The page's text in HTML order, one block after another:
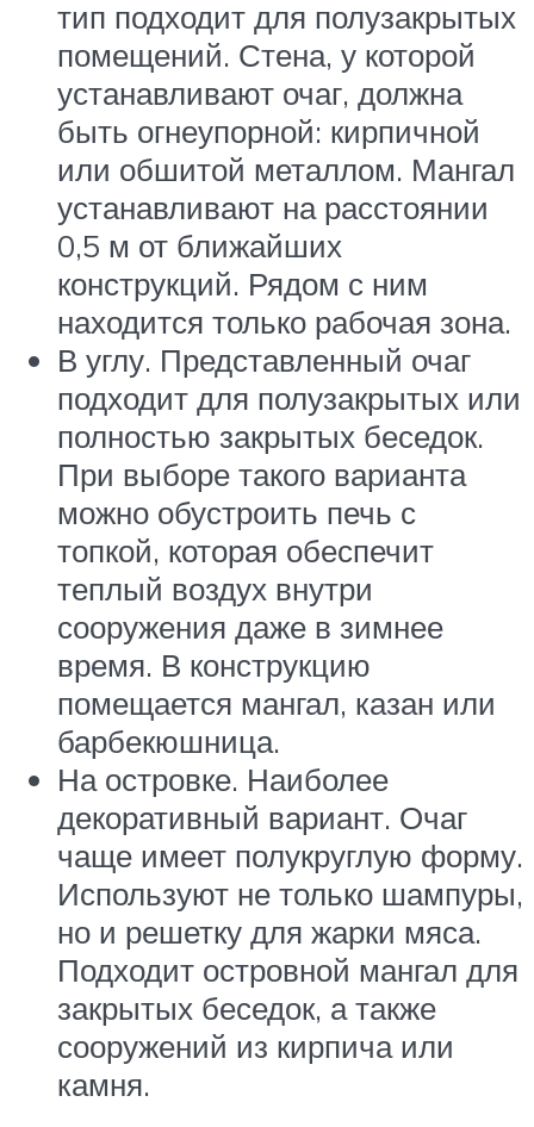
тип подходит для полузакрытых
помещений. Стена, у которой
устанавливают очаг, должна
быть огнеупорной: кирпичной
или обшитой металлом. Мангал
устанавливают на расстоянии
0,5 м от ближайших
конструкций. Рядом с ним
находится только рабочая зона.
В углу. Представленный очаг
подходит для полузакрытых или
полностью закрытых беседок.
При выборе такого варианта
можно обустроить печь с
топкой, которая обеспечит
теплый воздух внутри
сооружения даже в зимнее
время. В конструкцию
помещается мангал, казан или
барбекюшница.
На островке. Наиболее
декоративный вариант. Очаг
чаще имеет полукруглую форму.
Используют не только шампуры,
но и решетку для жарки мяса.
Подходит островной мангал для
закрытых беседок, а также
сооружений из кирпича или
камня.